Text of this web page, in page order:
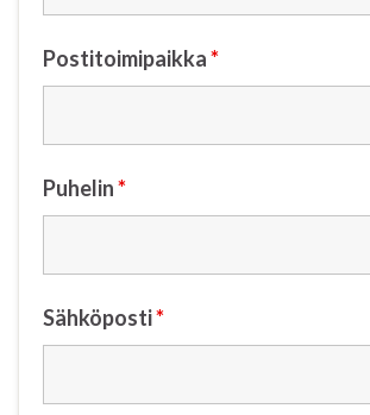
Postitoimipaikka*
Puhelin*
Sähköposti*